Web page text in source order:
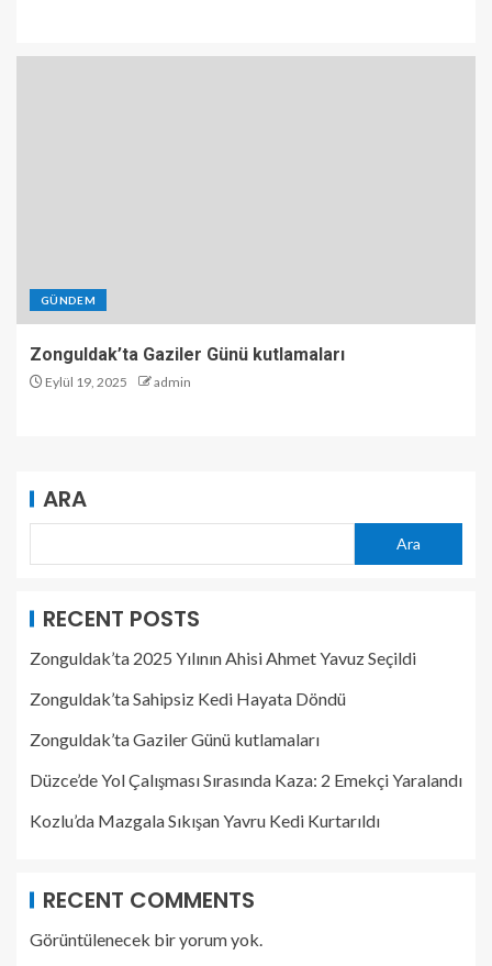
GÜNDEM
Zonguldak’ta Gaziler Günü kutlamaları
Eylül 19, 2025 admin
ARA
Ara
RECENT POSTS
Zonguldak’ta 2025 Yılının Ahisi Ahmet Yavuz Seçildi
Zonguldak’ta Sahipsiz Kedi Hayata Döndü
Zonguldak’ta Gaziler Günü kutlamaları
Düzce’de Yol Çalışması Sırasında Kaza: 2 Emekçi Yaralandı
Kozlu’da Mazgala Sıkışan Yavru Kedi Kurtarıldı
RECENT COMMENTS
Görüntülenecek bir yorum yok.